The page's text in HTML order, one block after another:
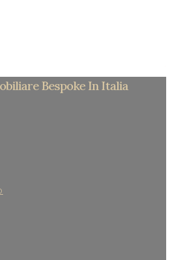
Bespoke In Italia